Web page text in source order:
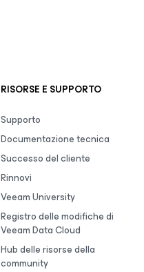
RISORSE E SUPPORTO
Supporto
Documentazione tecnica
Successo del cliente
Rinnovi
Veeam University
Registro delle modifiche di
Veeam Data Cloud
Hub delle risorse della
community